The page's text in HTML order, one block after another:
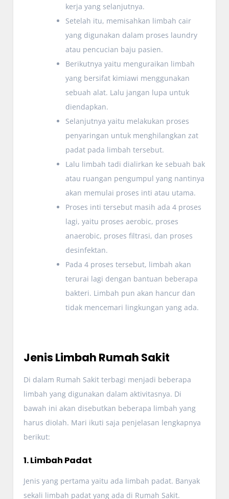
kerja yang selanjutnya.
Setelah itu, memisahkan limbah cair
yang digunakan dalam proses laundry
atau pencucian baju pasien.
Berikutnya yaitu menguraikan limbah
yang bersifat kimiawi menggunakan
sebuah alat. Lalu jangan lupa untuk
diendapkan.
Selanjutnya yaitu melakukan proses
penyaringan untuk menghilangkan zat
padat pada limbah tersebut.
Lalu limbah tadi dialirkan ke sebuah bak
atau ruangan pengumpul yang nantinya
akan memulai proses inti atau utama.
Proses inti tersebut masih ada 4 proses
lagi, yaitu proses aerobic, proses
anaerobic, proses filtrasi, dan proses
desinfektan.
Pada 4 proses tersebut, limbah akan
terurai lagi dengan bantuan beberapa
bakteri. Limbah pun akan hancur dan
tidak mencemari lingkungan yang ada.
Jenis Limbah Rumah Sakit
Di dalam Rumah Sakit terbagi menjadi beberapa
limbah yang digunakan dalam aktivitasnya. Di
bawah ini akan disebutkan beberapa limbah yang
harus diolah. Mari ikuti saja penjelasan lengkapnya
berikut:
1. Limbah Padat
Jenis yang pertama yaitu ada limbah padat. Banyak
sekali limbah padat yang ada di Rumah Sakit.